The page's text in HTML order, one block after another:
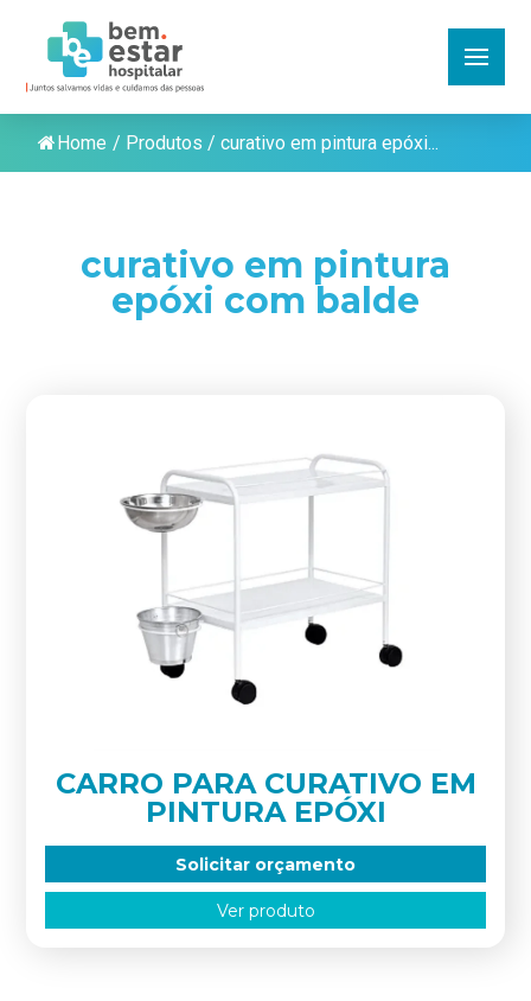
Home / Produtos / curativo em pintura epóxi...
curativo em pintura
epóxi com balde
CARRO PARA CURATIVO EM
PINTURA EPÓXI
Solicitar orçamento
Ver produto